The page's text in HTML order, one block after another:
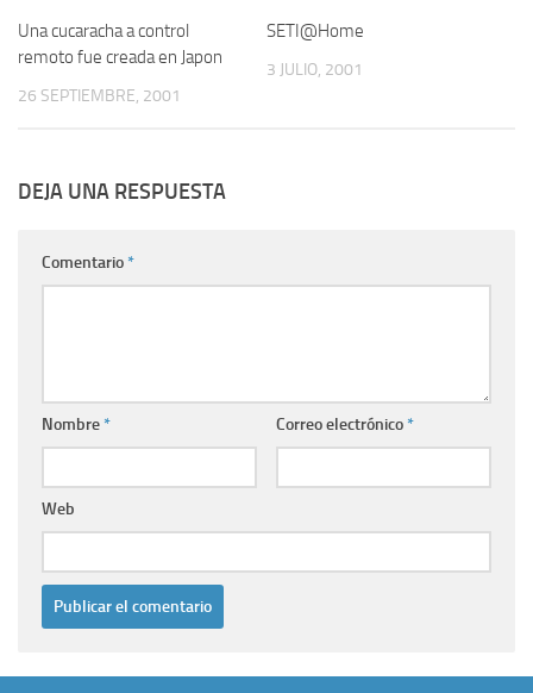
Una cucaracha a control
remoto fue creada en Japon
26 SEPTIEMBRE, 2001
SETI@Home
3 JULIO, 2001
DEJA UNA RESPUESTA
Comentario*
Nombre* Correo electrónico*
Web